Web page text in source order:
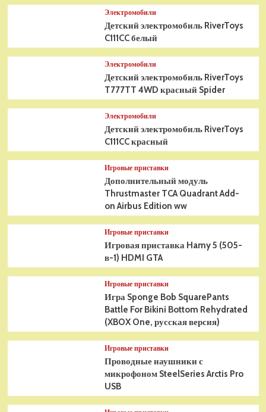
Электромобили
Детский электромобиль RiverToys
C111CC белый
Электромобили
Детский электромобиль RiverToys
T777TT 4WD красный Spider
Электромобили
Детский электромобиль RiverToys
C111CC красный
Игровые приставки
Дополнительный модуль
Thrustmaster TCA Quadrant Add-
on Airbus Edition ww
Игровые приставки
Игровая приставка Hamy 5 (505-
в-1) HDMI GTA
Игровые приставки
Игра Sponge Bob SquarePants
Battle For Bikini Bottom Rehydrated
(XBOX One, русская версия)
Игровые приставки
Проводные наушники с
микрофоном SteelSeries Arctis Pro
USB